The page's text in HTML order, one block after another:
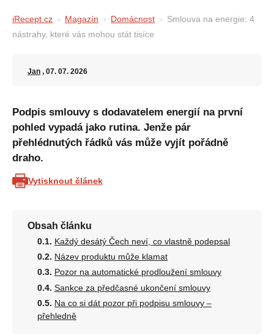
iRecept.cz Magazín Domácnost
Smlouva na energie: 4
nástrahy, které vás mohou stát tisíce
Jan , 07. 07. 2026
Podpis smlouvy s dodavatelem energií na první
pohled vypadá jako rutina. Jenže pár
přehlédnutých řádků vás může vyjít pořádně
draho.
Vytisknout článek
Obsah článku
Každý desátý Čech neví, co vlastně podepsal
Název produktu může klamat
Pozor na automatické prodloužení smlouvy
Sankce za předčasné ukončení smlouvy
Na co si dát pozor při podpisu smlouvy –
přehledně